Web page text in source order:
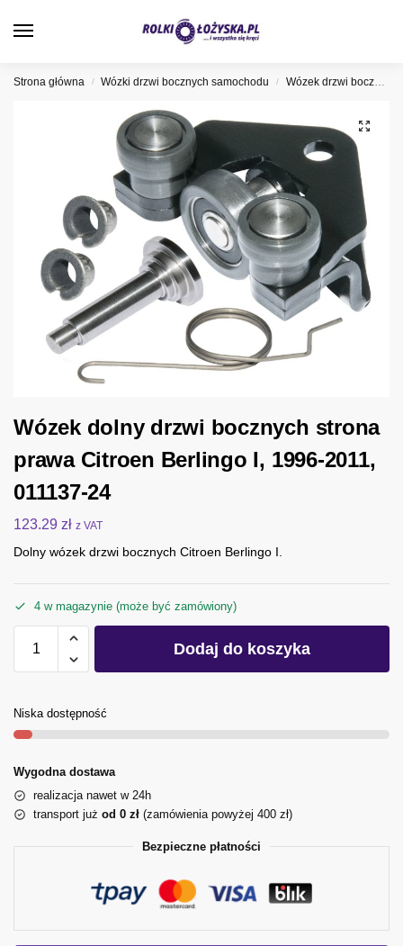
Strona główna / Wózki drzwi bocznych samochodu / Wózek drzwi bocznych Citroen
Wózek dolny drzwi bocznych strona
prawa Citroen Berlingo I, 1996-2011,
011137-24
123.29 zł z VAT
Dolny wózek drzwi bocznych Citroen Berlingo I.
4 w magazynie (może być zamówiony)
Dodaj do koszyka
Niska dostępność
Wygodna dostawa
realizacja nawet w 24h
transport już od 0 zł (zamówienia powyżej 400 zł)
Bezpieczne płatności